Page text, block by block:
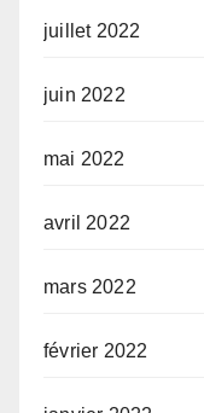
juillet 2022
juin 2022
mai 2022
avril 2022
mars 2022
février 2022